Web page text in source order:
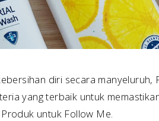
diri secara
yang terbaik untuk
untuk Follow Me.